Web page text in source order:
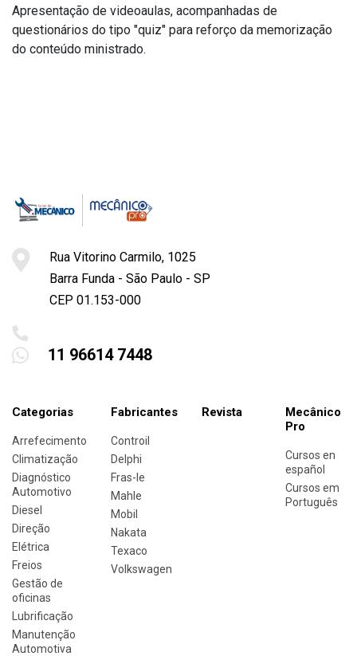
Apresentação de videoaulas, acompanhadas de
questionários do tipo "quiz" para reforço da memorização
do conteúdo ministrado.
Rua Vitorino Carmilo, 1025
Barra Funda - São Paulo - SP
CEP 01.153-000
11 96614 7448
Categorias
Arrefecimento
Climatização
Diagnóstico
Automotivo
Diesel
Direção
Elétrica
Freios
Gestão de
oficinas
Lubrificação
Manutenção
Automotiva
Fabricantes
Controil
Delphi
Fras-le
Mahle
Mobil
Nakata
Texaco
Volkswagen
Revista
Mecânico
Pro
Cursos en
español
Cursos em
Português